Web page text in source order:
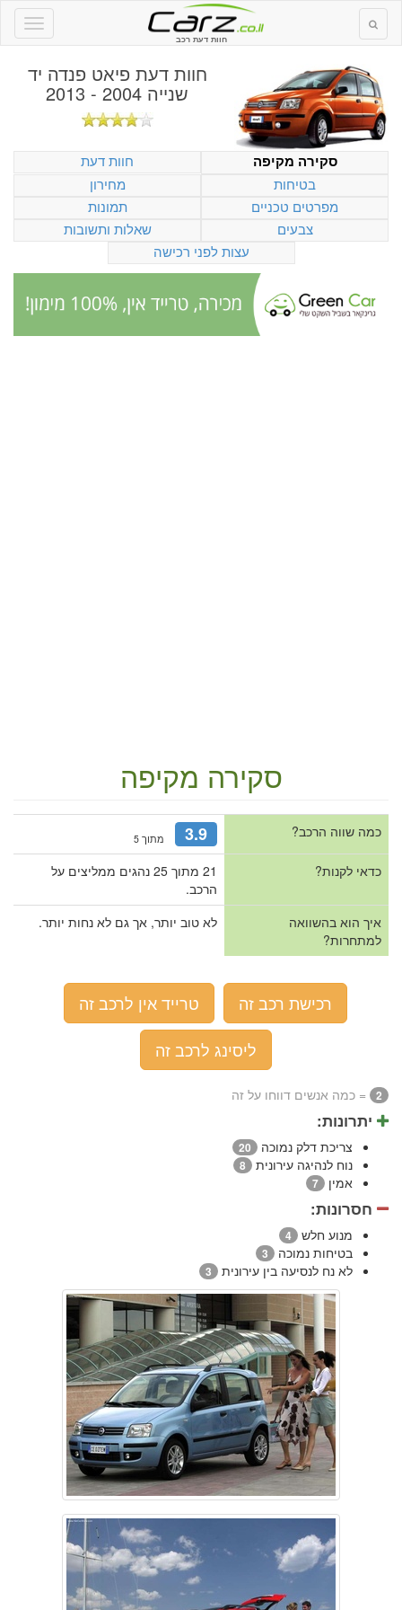
חוות דעת רכב
חוות דעת פיאט פנדה יד
שנייה 2004 - 2013
סקירה מקיפה
חוות דעת
בטיחות
מחירון
מפרטים טכניים
תמונות
צבעים
שאלות ותשובות
עצות לפני רכישה
סקירה מקיפה
כמה שווה הרכב? 3.9 מתוך 5
כדאי לקנות?
21 מתוך 25 נהגים ממליצים על
הרכב.
איך הוא בהשוואה
למתחרות?
לא טוב יותר, אך גם לא נחות יותר.
רכישת רכב זה
טרייד אין לרכב זה
ליסינג לרכב זה
2 = כמה אנשים דווחו על זה
יתרונות:
צריכת דלק נמוכה 20
נוח לנהיגה עירונית 8
אמין 7
חסרונות:
מנוע חלש 4
בטיחות נמוכה 3
לא נח לנסיעה בין עירונית 3